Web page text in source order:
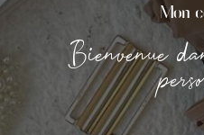
Mon
Bienvenue